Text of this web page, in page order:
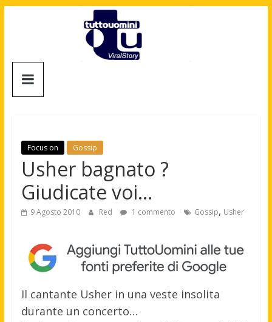
Tuttouomini
Motori,
gay
news
moda
Focus on Gossip
Usher bagnato ?
Giudicate voi…
9 Agosto 2010 Red 1 commento Gossip, Usher
Il cantante Usher in una veste insolita
durante un concerto…